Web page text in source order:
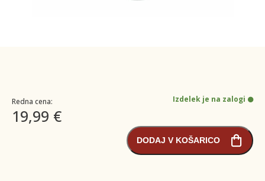
Redna cena:
19,99 €
Izdelek je na zalogi
DODAJ V KOŠARICO